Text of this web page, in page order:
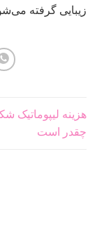
زیبایی گرفته
هزینه لیپوماتیک
چقدر است